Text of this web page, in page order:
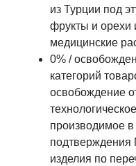
из Турции под
фрукты и орехи
медицинские
0% /
категорий
освобождение
производимое
подтверждения
изделия по